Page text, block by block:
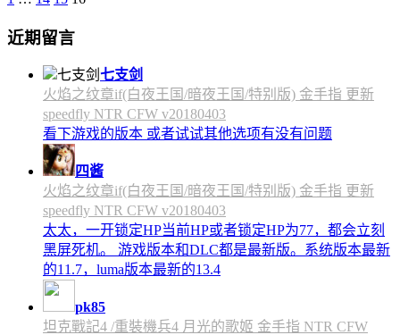
近期留言
七支剑
火焰之纹章if(白夜王国/暗夜王国/特别版) 金手指 更新
speedfly NTR CFW v20180403
看下游戏的版本 或者试试其他选项有没有问题
四酱
火焰之纹章if(白夜王国/暗夜王国/特别版) 金手指 更新
speedfly NTR CFW v20180403
太太，一开锁定HP当前HP或者锁定HP为77，都会立刻
黑屏死机。 游戏版本和DLC都是最新版。系统版本最新
的11.7，luma版本最新的13.4
pk85
坦克戰記4 /重裝機兵4 月光的歌姬 金手指 NTR CFW